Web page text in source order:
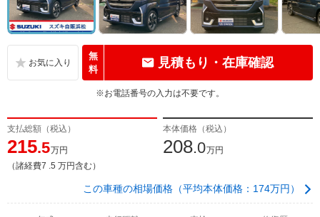
無
料
見積もり・在庫確認
※お電話番号の入力は不要です。
支払総額（税込）
215.5万円
（諸経費7 .5 万円含む）
本体価格（税込）
208.0万円
この車種の相場価格（平均本体価格：174万円）